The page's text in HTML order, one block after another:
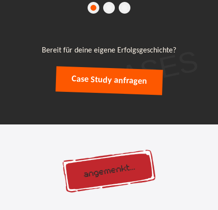
CASES
Bereit für deine eigene Erfolgsgeschichte?
Case Study anfragen